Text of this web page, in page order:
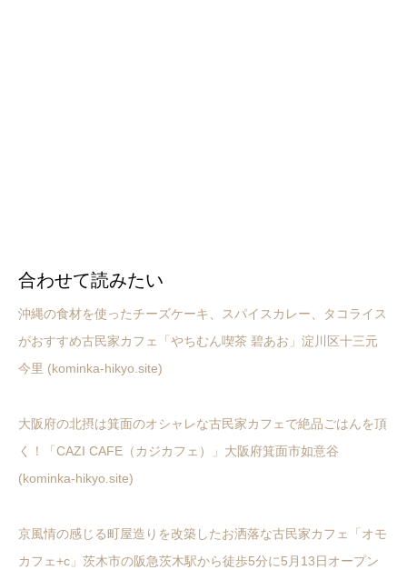
合わせて読みたい
沖縄の食材を使ったチーズケーキ、スパイスカレー、タコライス
がおすすめ古民家カフェ「やちむん喫茶 碧あお」淀川区十三元
今里 (kominka-hikyo.site)
大阪府の北摂は箕面のオシャレな古民家カフェで絶品ごはんを頂
く！「CAZI CAFE（カジカフェ）」大阪府箕面市如意谷
(kominka-hikyo.site)
京風情の感じる町屋造りを改築したお洒落な古民家カフェ「オモ
カフェ+c」茨木市の阪急茨木駅から徒歩5分に5月13日オープン